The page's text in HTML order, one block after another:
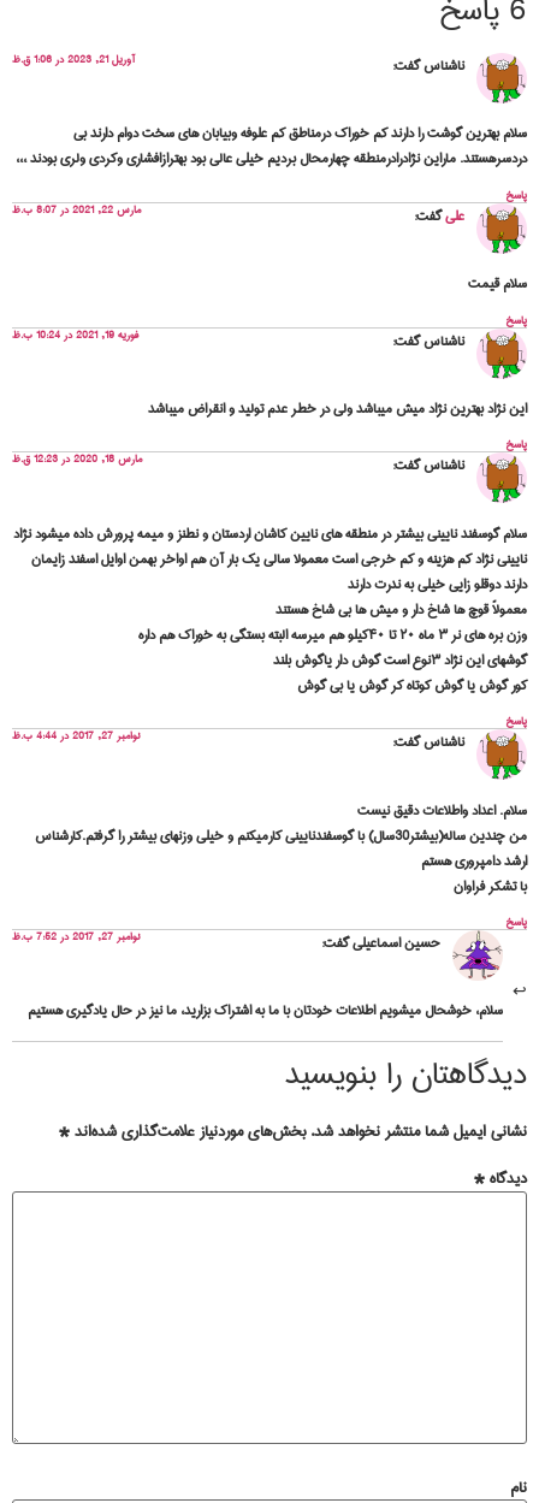
ناشناسگفت: آوریل 21, 2023 در 1:06 ق.ظ
سلام بهترین گوشت را دارند کم خوراک درمناطق کم علوفه وبیابان های سخت دوام دارند بی
دردسرهستند. ماراین نژادرادرمنطقه چهارمحال بردیم خیلی عالی بود بهترازافشاری وکردی ولری بودند ،،،
پاسخ
علیگفت: مارس 22, 2021 در 8:07 ب.ظ
سلام قیمت
پاسخ
ناشناسگفت: فوریه 19, 2021 در 10:24 ب.ظ
این نژاد بهترین نژاد میش میباشد ولی در خطر عدم تولید و انقراض میباشد
پاسخ
ناشناسگفت: مارس 18, 2020 در 12:23 ق.ظ
سلام گوسفند نایینی بیشتر در منطقه های نایین کاشان اردستان و نطنز و میمه پرورش داده میشود نژاد
نایینی نژاد کم هزینه و کم خرجی است معمولا سالی یک بار آن هم اواخر بهمن اوایل اسفند زایمان
دارند دوقلو زایی خیلی به ندرت دارند
معمولاً قوچ ها شاخ دار و میش ها بی شاخ هستند
وزن بره های نر ۳ ماه ۲۰ تا ۴۰کیلو هم میرسه البته بستگی به خوراک هم داره
گوشهای این نژاد ۳نوع است گوش دار یاگوش بلند
کور گوش یا گوش کوتاه کر گوش یا بی گوش
پاسخ
ناشناسگفت: نوامبر 27, 2017 در 4:44 ب.ظ
سلام. اعداد واطلاعات دقیق نیست
من چندین ساله(بیشتر30سال) با گوسفندنایینی کارمیکنم و خیلی وزنهای بیشتر را گرفتم.کارشناس
ارشد دامپروری هستم
با تشکر فراوان
پاسخ
حسین اسماعیلیگفت: نوامبر 27, 2017 در 7:52 ب.ظ
سلام، خوشحال میشویم اطلاعات خودتان با ما به اشتراک بزارید، ما نیز در حال یادگیری هستیم
دیدگاهتان را بنویسید
نشانی ایمیل شما منتشر نخواهد شد. بخش‌های موردنیاز علامت‌گذاری شده‌اند*
دیدگاه*
نام